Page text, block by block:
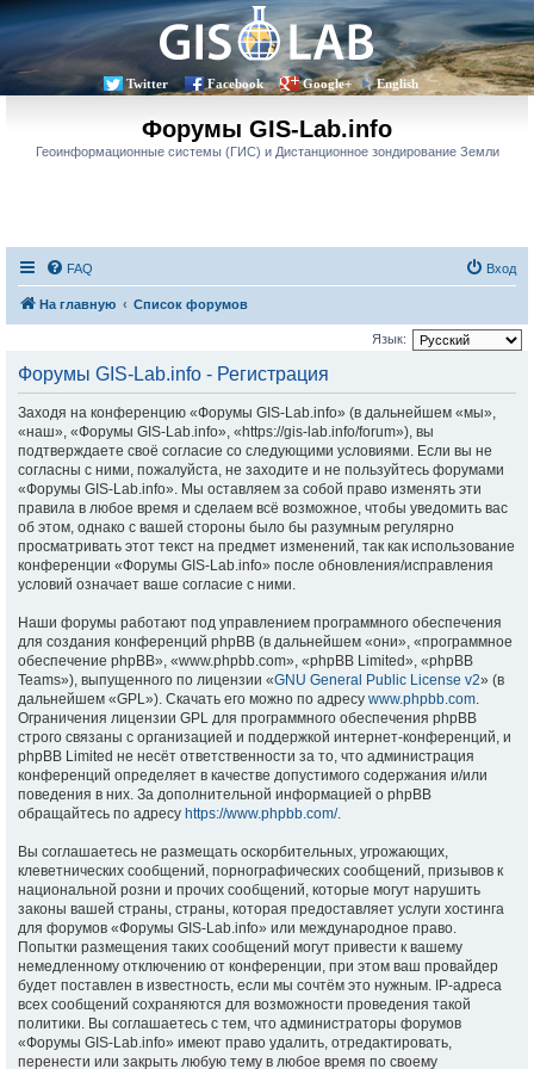
Twitter Facebook Google+ English
Форумы GIS-Lab.info
Геоинформационные системы (ГИС) и Дистанционное зондирование Земли
FAQ Вход
На главную Список форумов
Язык:
Форумы GIS-Lab.info - Регистрация
Заходя на конференцию «Форумы GIS-Lab.info» (в дальнейшем «мы»,
«наш», «Форумы GIS-Lab.info», «https://gis-lab.info/forum»), вы
подтверждаете своё согласие со следующими условиями. Если вы не
согласны с ними, пожалуйста, не заходите и не пользуйтесь форумами
«Форумы GIS-Lab.info». Мы оставляем за собой право изменять эти
правила в любое время и сделаем всё возможное, чтобы уведомить вас
об этом, однако с вашей стороны было бы разумным регулярно
просматривать этот текст на предмет изменений, так как использование
конференции «Форумы GIS-Lab.info» после обновления/исправления
условий означает ваше согласие с ними.
Наши форумы работают под управлением программного обеспечения
для создания конференций phpBB (в дальнейшем «они», «программное
обеспечение phpBB», «www.phpbb.com», «phpBB Limited», «phpBB
Teams»), выпущенного по лицензии «GNU General Public License v2» (в
дальнейшем «GPL»). Скачать его можно по адресу www.phpbb.com.
Ограничения лицензии GPL для программного обеспечения phpBB
строго связаны с организацией и поддержкой интернет-конференций, и
phpBB Limited не несёт ответственности за то, что администрация
конференций определяет в качестве допустимого содержания и/или
поведения в них. За дополнительной информацией о phpBB
обращайтесь по адресу https://www.phpbb.com/.
Вы соглашаетесь не размещать оскорбительных, угрожающих,
клеветнических сообщений, порнографических сообщений, призывов к
национальной розни и прочих сообщений, которые могут нарушить
законы вашей страны, страны, которая предоставляет услуги хостинга
для форумов «Форумы GIS-Lab.info» или международное право.
Попытки размещения таких сообщений могут привести к вашему
немедленному отключению от конференции, при этом ваш провайдер
будет поставлен в известность, если мы сочтём это нужным. IP-адреса
всех сообщений сохраняются для возможности проведения такой
политики. Вы соглашаетесь с тем, что администраторы форумов
«Форумы GIS-Lab.info» имеют право удалить, отредактировать,
перенести или закрыть любую тему в любое время по своему